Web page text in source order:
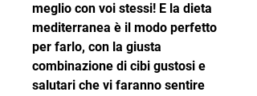
meglio con voi stessi! E la dieta
mediterranea è il modo perfetto
per farlo, con la giusta
combinazione di cibi gustosi e
salutari che vi faranno sentire